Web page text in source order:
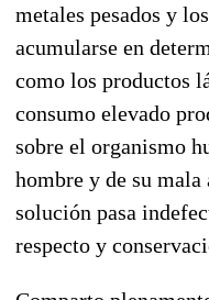
metales pesados y
acumularse en
como los productos
consumo elevado
sobre el organismo
hombre y de su
solución pasa
respecto y